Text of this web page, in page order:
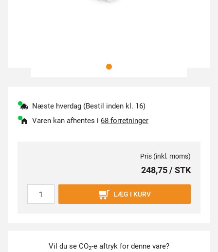
Næste hverdag (Bestil inden kl. 16)
Varen kan afhentes i 68 forretninger
Pris (inkl. moms)
248,75 / STK
LÆG I KURV
Vil du se CO2-e aftryk for denne vare?